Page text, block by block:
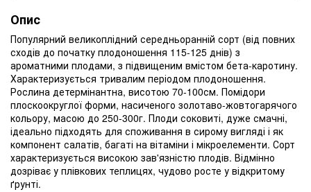
Опис
Популярний великоплідний середньоранній сорт (від повних
сходів до початку плодоношення 115-125 днів) з
ароматними плодами, з підвищеним вмістом бета-каротину.
Характеризується тривалим періодом плодоношення.
Рослина детермінантна, висотою 70-100см. Помідори
плоскоокруглої форми, насиченого золотаво-жовтогарячого
кольору, масою до 250-300г. Плоди соковиті, дуже смачні,
ідеально підходять для споживання в сирому вигляді і як
компонент салатів, багаті на вітаміни і мікроелементи. Сорт
характеризується високою зав'язністю плодів. Відмінно
дозріває у плівкових теплицях, чудово росте у відкритому
ґрунті.